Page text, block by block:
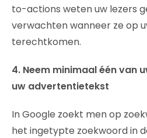
to-actions weten uw lezers
verwachten wanneer ze op
terechtkomen.
4. Neem minimaal één van
uw advertentietekst
In Google zoekt men op
het ingetypte zoekwoord in